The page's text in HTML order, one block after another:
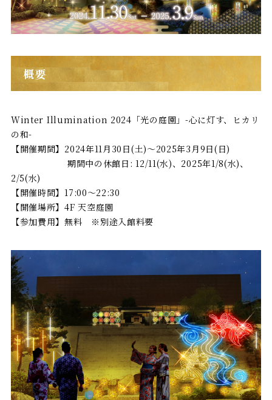
概要
Winter Illumination 2024「光の庭園」-心に灯す、ヒカリ
の和-
【開催期間】2024年11月30日(土)～2025年3月9日(日)
期間中の休館日: 12/11(水)、2025年1/8(水)、
2/5(水)
【開催時間】17:00～22:30
【開催場所】4F 天空庭園
【参加費用】無料 ※別途入館料要